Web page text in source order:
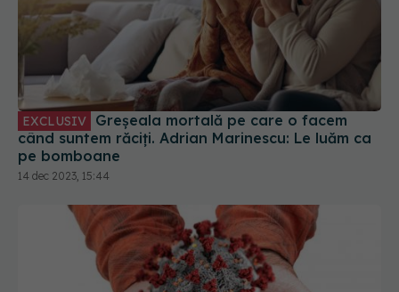
EXCLUSIV
când suntem răciți. Adrian Marinescu: Le luăm ca
pe bomboane
14 dec 2023, 15:44